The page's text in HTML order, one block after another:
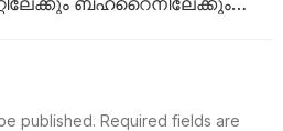
published. Required fields are